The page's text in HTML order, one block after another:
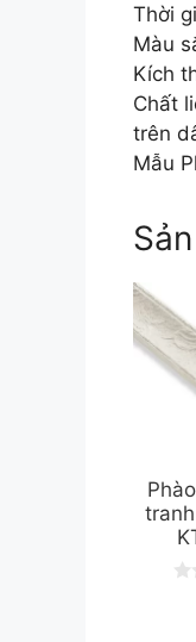
Thời
Màu
Kích
Chất
trên
Mẫu